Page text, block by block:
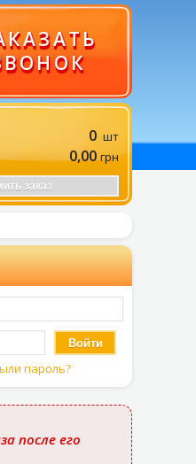
0 шт
0,00 грн
заказ
Войти
пароль?
после его